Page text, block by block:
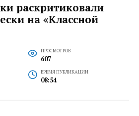
раскритиковали
на «Классной
ПРОСМОТРОВ
607
ВРЕМЯ ПУБЛИКАЦИИ
08:54